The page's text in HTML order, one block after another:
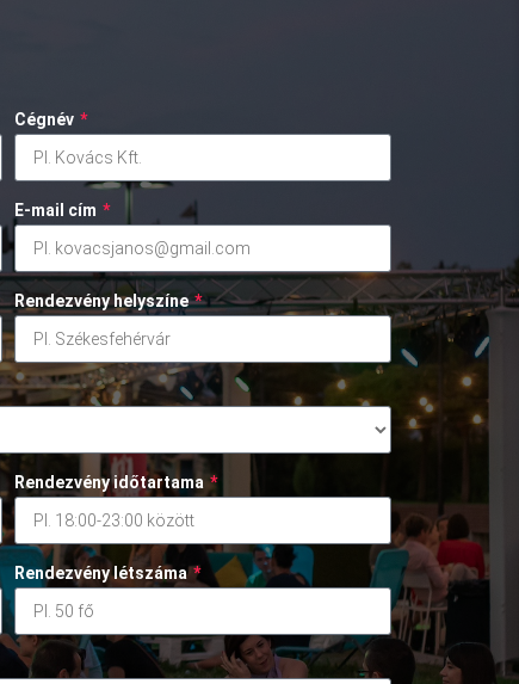
Cégnév *
E-mail cím *
Rendezvény helyszíne *
Rendezvény időtartama *
Rendezvény létszáma *